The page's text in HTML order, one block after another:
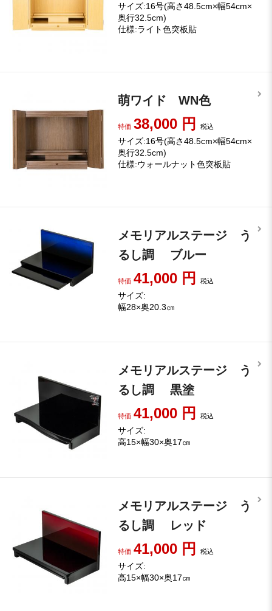
サイズ:16号(高さ48.5cm×幅54cm×
奥行32.5cm)
仕様:ライト色突板貼
萌ワイド WN色
特価 38,000 円税込
サイズ:16号(高さ48.5cm×幅54cm×
奥行32.5cm)
仕様:ウォールナット色突板貼
メモリアルステージ う
るし調 ブルー
特価 41,000 円税込
サイズ:
幅28×奥20.3㎝
メモリアルステージ う
るし調 黒塗
特価 41,000 円税込
サイズ:
高15×幅30×奥17㎝
メモリアルステージ う
るし調 レッド
特価 41,000 円税込
サイズ:
高15×幅30×奥17㎝